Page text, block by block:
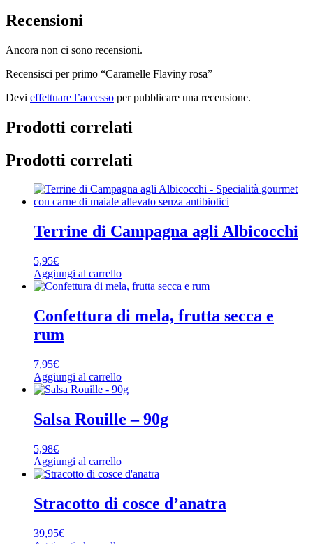
Recensioni
Ancora non ci sono recensioni.
Recensisci per primo “Caramelle Flaviny rosa”
Devi effettuare l’accesso per pubblicare una recensione.
Prodotti correlati
Prodotti correlati
Terrine di Campagna agli Albicocchi
5,95€
Aggiungi al carrello
Confettura di mela, frutta secca e
rum
7,95€
Aggiungi al carrello
Salsa Rouille – 90g
5,98€
Aggiungi al carrello
Stracotto di cosce d’anatra
39,95€